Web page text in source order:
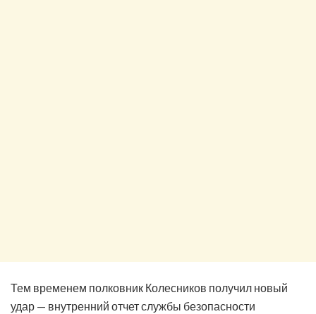
Тем временем полковник Колесников получил новый
удар — внутренний отчет службы безопасности